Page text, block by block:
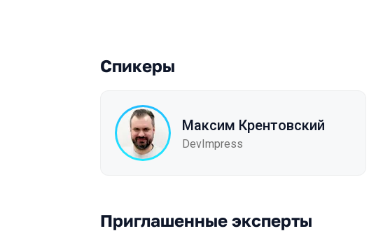
Спикеры
Максим Крентовский
DevImpress
Приглашенные эксперты